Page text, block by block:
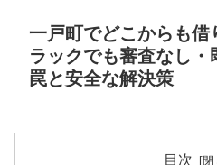
一戸町でどこからも
ラックでも審査なし
罠と安全な解決策
目次